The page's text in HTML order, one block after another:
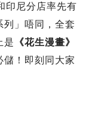
印尼分店率先有
列」唔同，全套
是
《花生漫畫》
儲！即刻同大家